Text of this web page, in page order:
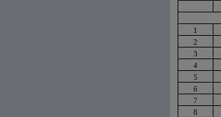
1
2
3
4
5
6
7
8